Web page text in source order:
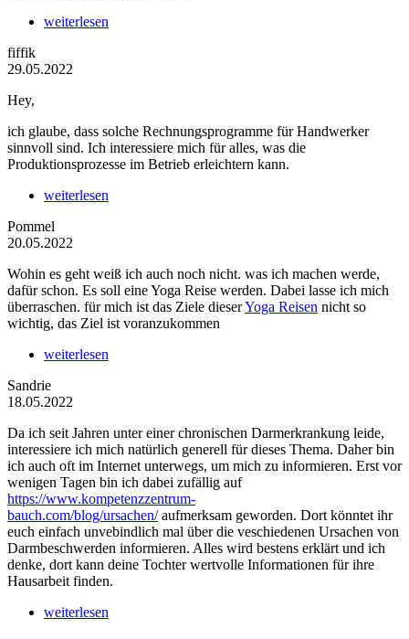
weiterlesen
fiffik
29.05.2022
Hey,
ich glaube, dass solche Rechnungsprogramme für Handwerker
sinnvoll sind. Ich interessiere mich für alles, was die
Produktionsprozesse im Betrieb erleichtern kann.
weiterlesen
Pommel
20.05.2022
Wohin es geht weiß ich auch noch nicht. was ich machen werde,
dafür schon. Es soll eine Yoga Reise werden. Dabei lasse ich mich
überraschen. für mich ist das Ziele dieserYoga Reisen nicht so
wichtig, das Ziel ist voranzukommen
weiterlesen
Sandrie
18.05.2022
Da ich seit Jahren unter einer chronischen Darmerkrankung leide,
interessiere ich mich natürlich generell für dieses Thema. Daher bin
ich auch oft im Internet unterwegs, um mich zu informieren. Erst vor
wenigen Tagen bin ich dabei zufällig auf
https://www.kompetenzzentrum-
bauch.com/blog/ursachen/aufmerksam geworden. Dort könntet ihr
euch einfach unvebindlich mal über die veschiedenen Ursachen von
Darmbeschwerden informieren. Alles wird bestens erklärt und ich
denke, dort kann deine Tochter wertvolle Informationen für ihre
Hausarbeit finden.
weiterlesen